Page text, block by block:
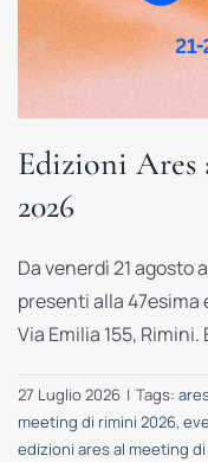
Edizioni
2026
Da venerdì 21 agosto
presenti alla 47esima
Via Emilia 155,
27 Luglio 2026 | Tags:
meeting di rimini 2026,
edizioni ares al meeting di